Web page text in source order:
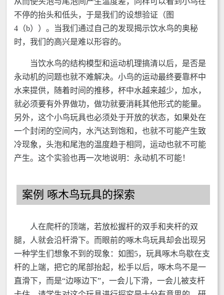
不停的抬头和低头，于是我们的设想验证（图
4（b））。当我们通过自己的发现揭示饮水鸟的奥秘
时，我们的高兴是难以形容的。
当饮水鸟的结构模型和运动机理搞清以后，是否是
永动机的问题也就不难解决。小鸟的运动最终要靠杯中
水来提供，随着时间的推移，杯中水越来越少，加水，
就必须要有外界做功，做功就要消耗其他形式的能量。
另外，这个小鸟玩具也必须处于开放的状态，如果处在
一个封闭的空间内，水汽达到饱和，也就不可能产生致
冷现象，头泡和尾泡的温度趋于相同，运动也就不可能
产生。这个实验也再一次地说明：永动机不可能！
案例 啄木鸟玩具的探索
人在爬杆的顶端，若放松握杆的双手和夹杆的双
腿，人就会沿杆滑下。而眼前的啄木鸟玩具却会出现另
一种学生们想象不到的现象：如图5，玩具啄木鸟歇在支
杆的上端，把它的尾部抬起，松手以后，啄木鸟不是一
直滑下，而是“边啄边下”，一会儿下滑，一会儿被支杆